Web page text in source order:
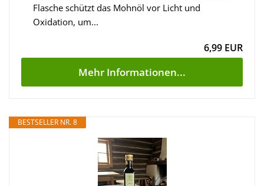
Flasche schützt das Mohnöl vor Licht und
Oxidation, um...
6,99 EUR
Mehr Informationen...
BESTSELLER NR. 8